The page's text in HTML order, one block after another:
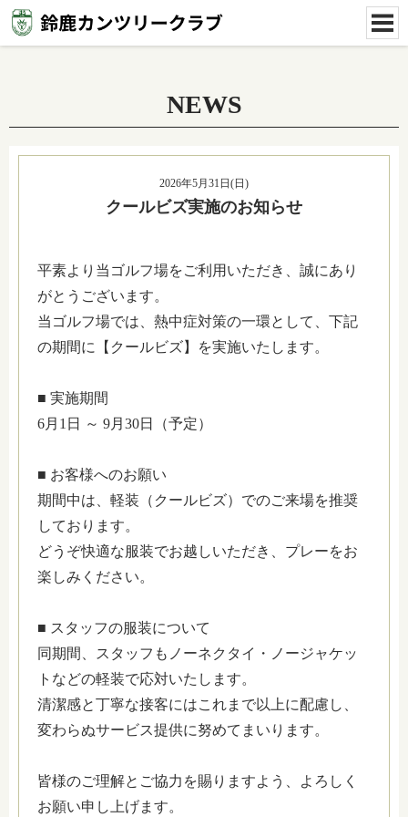
NEWS
2026年5月31日(日)
クールビズ実施のお知らせ
平素より当ゴルフ場をご利用いただき、誠にあり
がとうございます。
当ゴルフ場では、熱中症対策の一環として、下記
の期間に【クールビズ】を実施いたします。
■ 実施期間
6月1日 ～ 9月30日（予定）
■ お客様へのお願い
期間中は、軽装（クールビズ）でのご来場を推奨
しております。
どうぞ快適な服装でお越しいただき、プレーをお
楽しみください。
■ スタッフの服装について
同期間、スタッフもノーネクタイ・ノージャケッ
トなどの軽装で応対いたします。
清潔感と丁寧な接客にはこれまで以上に配慮し、
変わらぬサービス提供に努めてまいります。
皆様のご理解とご協力を賜りますよう、よろしく
お願い申し上げます。